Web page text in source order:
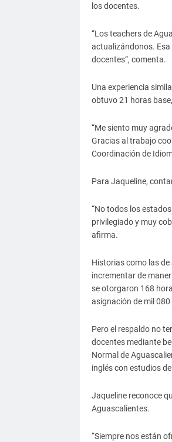
los docentes.
“Los teachers de
actualizándonos.
docentes”, comenta.
Una experiencia
obtuvo 21 horas
“Me siento muy
Gracias al trabajo
Coordinación de
Para Jaqueline,
“No todos los
privilegiado y muy
afirma.
Historias como las
incrementar de
se otorgaron 168
asignación de mil
Pero el respaldo no
docentes mediante
Normal de
inglés con estudios
Jaqueline reconoce
Aguascalientes.
“Siempre nos están